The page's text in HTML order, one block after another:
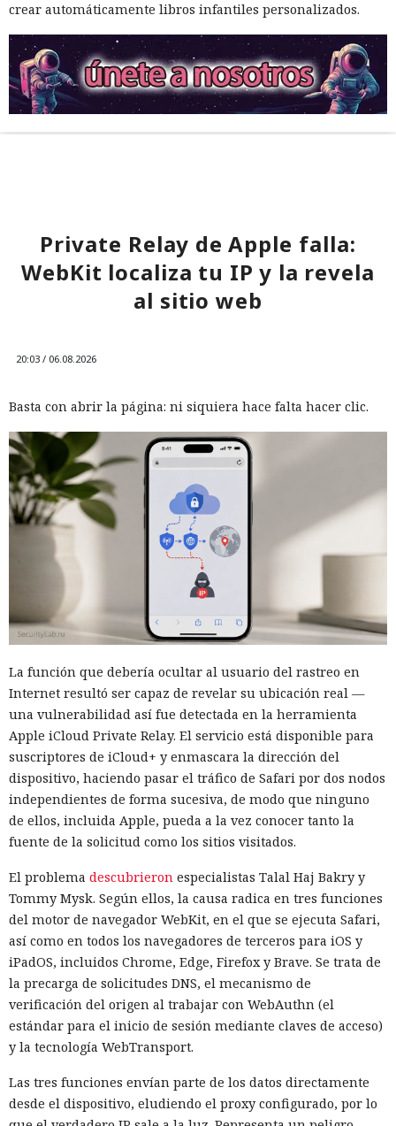
crear automáticamente libros infantiles personalizados.
Private Relay de Apple falla:
WebKit localiza tu IP y la revela
al sitio web
20:03 / 06.08.2026
Basta con abrir la página: ni siquiera hace falta hacer clic.
La función que debería ocultar al usuario del rastreo en
Internet resultó ser capaz de revelar su ubicación real —
una vulnerabilidad así fue detectada en la herramienta
Apple iCloud Private Relay. El servicio está disponible para
suscriptores de iCloud+ y enmascara la dirección del
dispositivo, haciendo pasar el tráfico de Safari por dos nodos
independientes de forma sucesiva, de modo que ninguno
de ellos, incluida Apple, pueda a la vez conocer tanto la
fuente de la solicitud como los sitios visitados.
El problema descubrieron especialistas Talal Haj Bakry y
Tommy Mysk. Según ellos, la causa radica en tres funciones
del motor de navegador WebKit, en el que se ejecuta Safari,
así como en todos los navegadores de terceros para iOS y
iPadOS, incluidos Chrome, Edge, Firefox y Brave. Se trata de
la precarga de solicitudes DNS, el mecanismo de
verificación del origen al trabajar con WebAuthn (el
estándar para el inicio de sesión mediante claves de acceso)
y la tecnología WebTransport.
Las tres funciones envían parte de los datos directamente
desde el dispositivo, eludiendo el proxy configurado, por lo